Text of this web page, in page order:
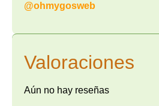
@ohmygosweb
Valoraciones
Aún no hay reseñas